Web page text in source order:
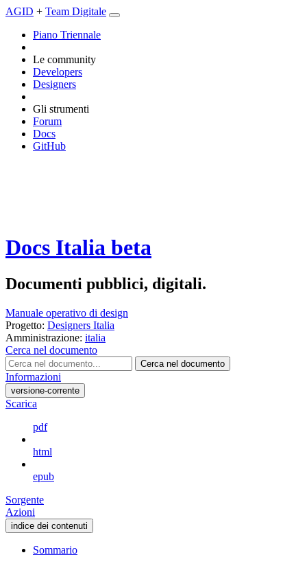
AGID + Team Digitale
Piano Triennale
Le community
Developers
Designers
Gli strumenti
Forum
Docs
GitHub
Docs Italia beta
Documenti pubblici, digitali.
Manuale operativo di design
Progetto: Designers Italia
Amministrazione: italia
Cerca nel documento
Cerca nel documento
Informazioni
versione-corrente
Scarica
pdf
html
epub
Sorgente
Azioni
indice dei contenuti
Sommario